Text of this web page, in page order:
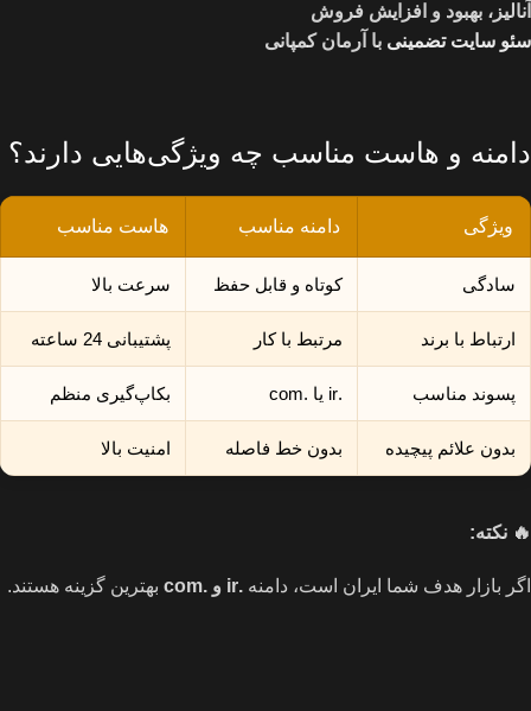
آنالیز، بهبود و افزایش فروش
سئو سایت تضمینی با آرمان کمپانی
دامنه و هاست مناسب چه ویژگی‌هایی دارند؟
ویژگی دامنه مناسب هاست مناسب
سادگی کوتاه و قابل حفظ سرعت بالا
ارتباط با برند مرتبط با کار پشتیبانی 24 ساعته
پسوند مناسب .ir یا .com بکاپ‌گیری منظم
بدون علائم پیچیده بدون خط فاصله امنیت بالا
🔥 نکته:
اگر بازار هدف شما ایران است، دامنه .ir و .com بهترین گزینه هستند.